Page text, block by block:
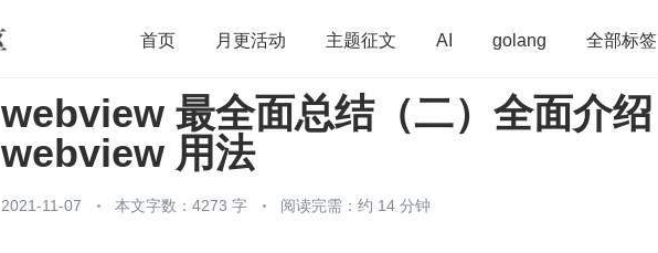
首页 月更活动 主题征文 AI golang 全部标签
开源 架构 OpenHarmony 算法 学习方法 Web3.0
团队管理 程序员
webview 最全面总结（二）全面介绍
webview 用法
2021-11-07 本文字数：4273 字 阅读完需：约 14 分钟